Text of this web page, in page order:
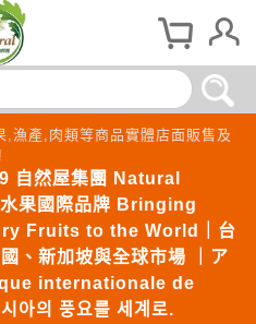
,漁產,肉類等商品實體店面販售及
!
自然屋集團 Natural
果國際品牌 Bringing
Fruits to the World｜台
、新加坡與全球市場 ｜ア
internationale de
의 풍요를 세계로.